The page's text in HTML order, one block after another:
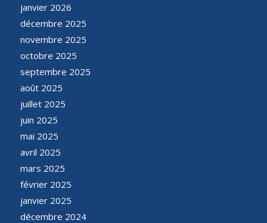
janvier 2026
décembre 2025
novembre 2025
octobre 2025
septembre 2025
août 2025
juillet 2025
juin 2025
mai 2025
avril 2025
mars 2025
février 2025
janvier 2025
décembre 2024